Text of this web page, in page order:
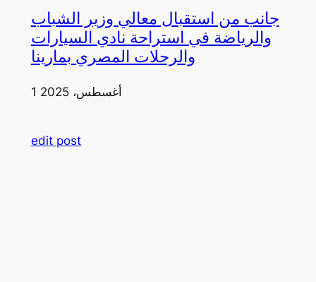
جانب من استقبال معالي وزير الشباب
والرياضة في استراحة نادي السيارات
والرحلات المصري بمارينا
1 أغسطس، 2025
edit post